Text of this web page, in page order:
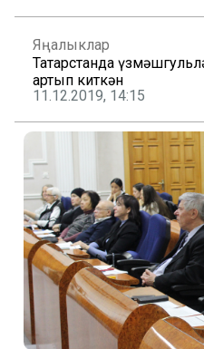
Яңалыклар
Татарстанда
артып киткән
11.12.2019, 14:15